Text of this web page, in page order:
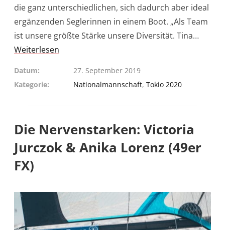
die ganz unterschiedlichen, sich dadurch aber ideal
ergänzenden Seglerinnen in einem Boot. „Als Team
ist unsere größte Stärke unsere Diversität. Tina…
Weiterlesen
Datum
27. September 2019
Kategorie
Nationalmannschaft, Tokio 2020
Die Nervenstarken: Victoria
Jurczok & Anika Lorenz (49er
FX)